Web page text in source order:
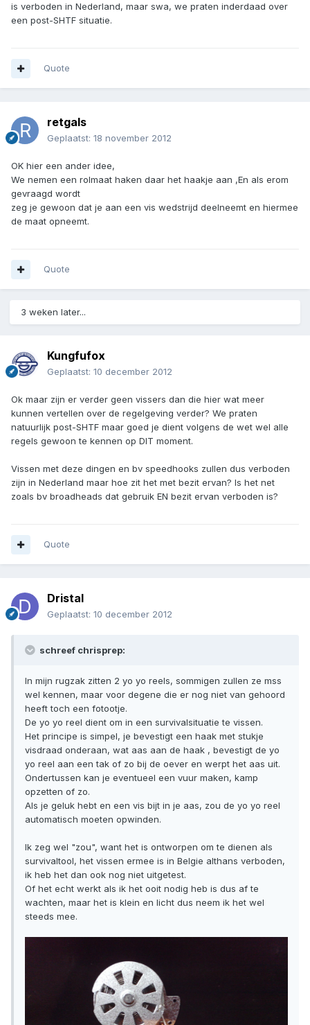
is verboden in Nederland, maar swa, we praten inderdaad over
een post-SHTF situatie.
Quote
retgals
Geplaatst: 18 november 2012
OK hier een ander idee,
We nemen een rolmaat haken daar het haakje aan ,En als erom
gevraagd wordt
zeg je gewoon dat je aan een vis wedstrijd deelneemt en hiermee
de maat opneemt.
Quote
3 weken later...
Kungfufox
Geplaatst: 10 december 2012
Ok maar zijn er verder geen vissers dan die hier wat meer
kunnen vertellen over de regelgeving verder? We praten
natuurlijk post-SHTF maar goed je dient volgens de wet wel alle
regels gewoon te kennen op DIT moment.
Vissen met deze dingen en bv speedhooks zullen dus verboden
zijn in Nederland maar hoe zit het met bezit ervan? Is het net
zoals bv broadheads dat gebruik EN bezit ervan verboden is?
Quote
Dristal
Geplaatst: 10 december 2012
schreef chrisprep:
In mijn rugzak zitten 2 yo yo reels, sommigen zullen ze mss
wel kennen, maar voor degene die er nog niet van gehoord
heeft toch een fotootje.
De yo yo reel dient om in een survivalsituatie te vissen.
Het principe is simpel, je bevestigt een haak met stukje
visdraad onderaan, wat aas aan de haak , bevestigt de yo
yo reel aan een tak of zo bij de oever en werpt het aas uit.
Ondertussen kan je eventueel een vuur maken, kamp
opzetten of zo.
Als je geluk hebt en een vis bijt in je aas, zou de yo yo reel
automatisch moeten opwinden.
Ik zeg wel "zou", want het is ontworpen om te dienen als
survivaltool, het vissen ermee is in Belgie althans verboden,
ik heb het dan ook nog niet uitgetest.
Of het echt werkt als ik het ooit nodig heb is dus af te
wachten, maar het is klein en licht dus neem ik het wel
steeds mee.